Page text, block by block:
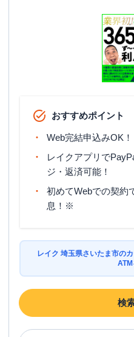
おすすめポイント
Web完結申込みOK！
レイクアプリで
ジ・返済可能！
初めてWebでの契約
息！※
レイク 埼玉県さいたま市の
検